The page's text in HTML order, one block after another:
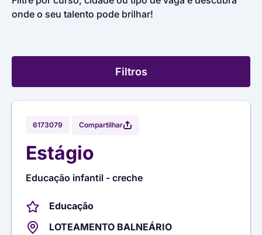
onde o seu talento pode brilhar!
Filtros
6173079 Compartilhar
Estágio
Educação infantil - creche
Educação
LOTEAMENTO BALNEÁRIO